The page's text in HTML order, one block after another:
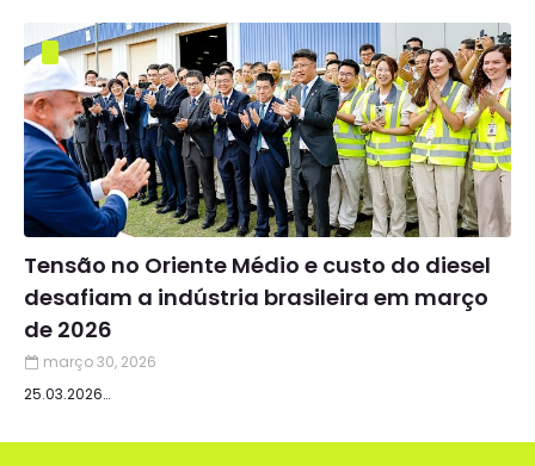
Tensão no Oriente Médio e custo do diesel
desafiam a indústria brasileira em março
de 2026
março 30, 2026
25.03.2026…